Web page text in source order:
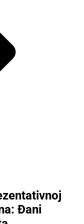
Đani